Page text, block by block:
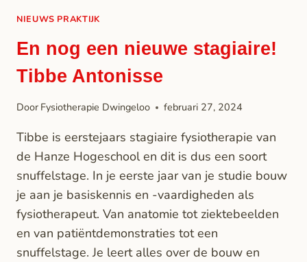
NIEUWS PRAKTIJK
En nog een nieuwe stagiaire!
Tibbe Antonisse
Door Fysiotherapie Dwingeloo februari 27, 2024
Tibbe is eerstejaars stagiaire fysiotherapie van
de Hanze Hogeschool en dit is dus een soort
snuffelstage. In je eerste jaar van je studie bouw
je aan je basiskennis en -vaardigheden als
fysiotherapeut. Van anatomie tot ziektebeelden
en van patiëntdemonstraties tot een
snuffelstage. Je leert alles over de bouw en